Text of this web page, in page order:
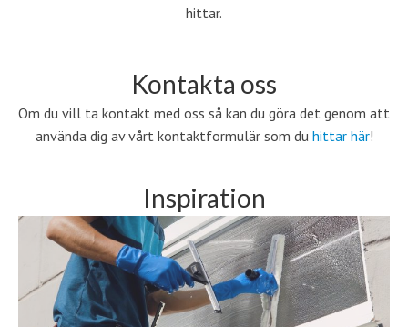
hittar.
Kontakta oss
Om du vill ta kontakt med oss så kan du göra det genom att
använda dig av vårt kontaktformulär som du hittar här!
Inspiration